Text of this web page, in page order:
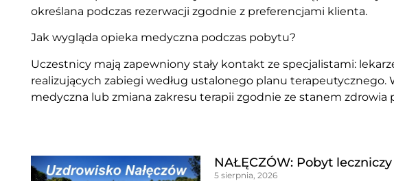
określana podczas rezerwacji zgodnie z preferencjami klienta.
Jak wygląda opieka medyczna podczas pobytu?
Uczestnicy mają zapewniony stały kontakt ze specjalistami:
realizujących zabiegi według ustalonego planu
medyczna lub zmiana zakresu terapii zgodnie ze stanem zdrowia
NAŁĘCZÓW: Pobyt
5 sierpnia, 2026